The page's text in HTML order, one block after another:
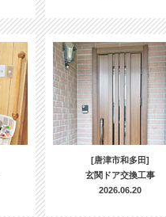
[唐津市和多田]
玄関ドア交換工事
2026.06.20